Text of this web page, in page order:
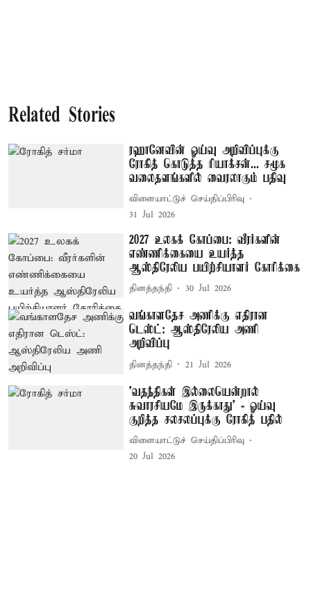
Related Stories
ரஹானேவின் ஓய்வு அறிவிப்புக்கு
ரோகித் கொடுத்த ரியாக்சன்... சமூக
வலைதளங்களில் வைரலாகும் பதிவு
விளையாட்டுச் செய்திப்பிரிவு
31 Jul 2026
2027 உலகக் கோப்பை: வீரர்களின்
எண்ணிக்கையை உயர்த்த
ஆஸ்திரேலிய பயிற்சியாளர் கோரிக்கை
தினத்தந்தி 30 Jul 2026
வங்காளதேச அணிக்கு எதிரான
டெஸ்ட்: ஆஸ்திரேலிய அணி
அறிவிப்பு
தினத்தந்தி 21 Jul 2026
’வதந்திகள் இல்லையென்றால்
சுவாரசியமே இருக்காது’ - ஓய்வு
குறித்த சலசலப்புக்கு ரோகித் பதில்
விளையாட்டுச் செய்திப்பிரிவு
20 Jul 2026